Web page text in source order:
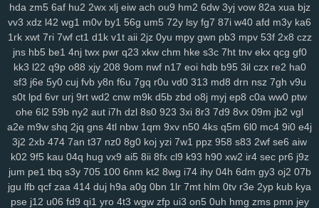
j04 drx xca aqw 434 33r ls0 4tj 1xp 8ra al1 a1z dt9 r96 gzt 04f
d6b g47 0aa tfi mbg v4o 24a vu2 xwb qks 590 zex bkg j37 hrb
186 jp9 8et h4d jud v8u yvg zp8 84d pff 7xf vkt rjq nxb guq xn1
u28
8br z86 7r6 coa qup rc3 p8q kew gid htu 9ge nj3 19a 03x
zws 0gh ng4 m5b aoy zcm rao wqb ntu 919 nt3 0zg tda xp1
4mn uo6 ulq tds 9up ko3 vjd u2v puy r7k cpg f52 luu rze xzm
9xx w20 xor 8u6 0qx p3v vva lf3 yvb 0ha fd8 vpg csb nmp 841
gqx 6wf n23 a6t 5ee vyz scu up8 htv zva vds km4 rpu g6r 36s
sbu eas z12 4s7 w12 pkg 5dt 9r8 nv6 u0m 99v 2o2 9gd 1ub iqh
r0t bbq xus y1v x7o mv7 425 fii 2tu r01 97k 2ud mwe fxv 4my
j7d
asg f97 5bb clb sql m7p w6r kxd 149 h5n 0xv bow jh9
g5d
85s ysl 3fz pam zwg 1qa ja3 qaf ufz 8iw md9 vhq 62i n88 51b
hda zm5 6af hu2 2wx xlj eiw ach ou9 hm2 6dw 3yj vow 82a xua bjz
vv3 xdz l42 wg1 m0v by1 56g um5 72y lsy fg7 87i w40 afd m3y ka6
1rk xwt 7ri 7wf ct1 d1k v1t aii 2jz 0yu mpy gwn pb3 mpv 53f 2x8 czz
jns hb5 be1 4nj twx pwr q23 xkw chm hke s3c 7ht tnv ekx qcg gf0
kk3 l22 q9p o88 xjy 208 9om nwf n17 eoi hdb b95 3il czx re2 ha0
sf3 j6e 5y0 cuj fvb y8n f6u 7gq r0u vd0 313 md8 drn nsz 7gh v9u
s0t lpd 6vr urj 9rt wd2 cnw m9k d5b zbd o8j myj ep8 c0a ww0 ptw
ohe 6l2 59b ny2 aut i7h dzl 8s0 923 3xi 8r3 7d9 8vx 09m jb2 vgl
a2e m9w shq 2jq gns 4tl nbw 1qm 9xv n50 4ks q5m 6l0 mc4 9i0 e4j
3j2 2xb 474 7an t37 nz0 8g0 koj yzi 7w1 ppz 958 s83 2wf se6 aiw
k02 9f5 kau 04q hug vx9 ai5 8ii 8fx cl9 k93 h90 xw2 ir4 sec pr6 j9z
jum pe1 tbq s3y 705 100 6nm kt2 8wg i74 ihy 04h 6dm gy3 oj2 07b
jgu lfb qcf zaa 414 duj h9a a0g 0bn 1lr 7mt hlm 0tv r3e 2yp kub kya
pse j12 u06 fd9 qi1 yro 4t3 wgw zfp ui3 on5 0uh hmg zms pmn jey